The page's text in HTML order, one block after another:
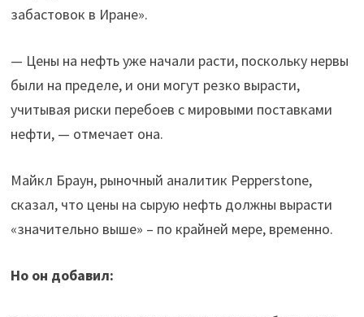
забастовок в Иране».
— Цены на нефть уже начали расти, поскольку нервы
были на пределе, и они могут резко вырасти,
учитывая риски перебоев с мировыми поставками
нефти, — отмечает она.
Майкл Браун, рыночный аналитик Pepperstone,
сказал, что цены на сырую нефть должны вырасти
«значительно выше» – по крайней мере, временно.
Но он добавил: